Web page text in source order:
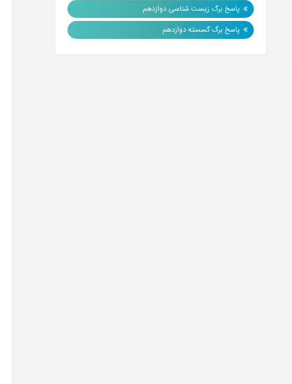
» پاسخ برگ زیست شناسی دوازدهم
» پاسخ برگ گسسته دوازدهم